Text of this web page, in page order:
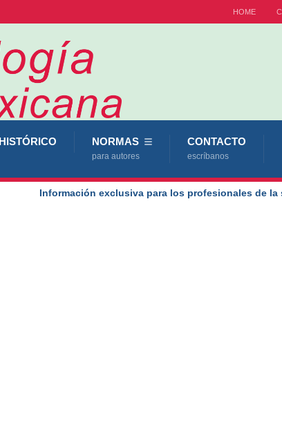
HOME
HISTÓRICO NORMAS
para autores
CONTACTO
escríbanos
Información exclusiva para los profesionales de la